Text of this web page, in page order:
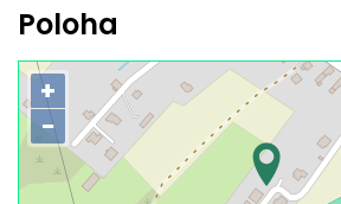
Poloha
+
−